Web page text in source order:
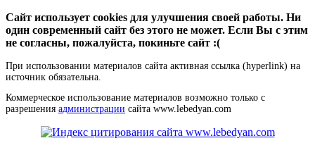
Сайт использует cookies для улучшения своей работы. Ни
один современный сайт без этого не может. Если Вы с этим
не согласны, пожалуйста, покиньте сайт :(
При использовании материалов сайта активная ссылка (hyperlink) на
источник обязательна.
Коммерческое использование материалов возможно только с
разрешения администрации сайта www.lebedyan.com